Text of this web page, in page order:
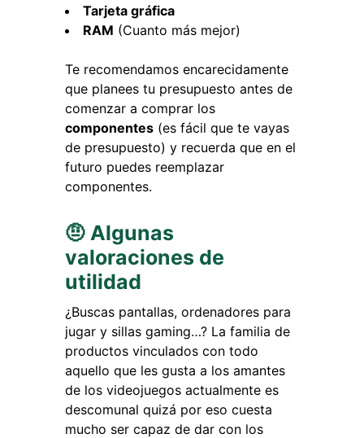
Tarjeta gráfica
RAM (Cuanto más mejor)
Te recomendamos encarecidamente
que planees tu presupuesto antes de
comenzar a comprar los
componentes (es fácil que te vayas
de presupuesto) y recuerda que en el
futuro puedes reemplazar
componentes.
🤨 Algunas
valoraciones de
utilidad
¿Buscas pantallas, ordenadores para
jugar y sillas gaming…? La familia de
productos vinculados con todo
aquello que les gusta a los amantes
de los videojuegos actualmente es
descomunal quizá por eso cuesta
mucho ser capaz de dar con los